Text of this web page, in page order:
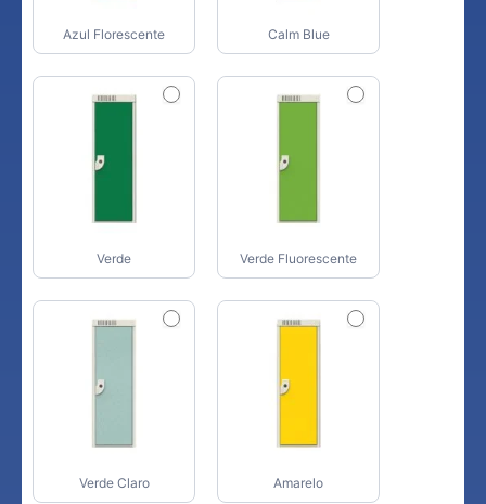
Azul Florescente Calm Blue
Verde Verde Fluorescente
Verde Claro Amarelo